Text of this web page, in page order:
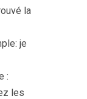
la
je
:
les